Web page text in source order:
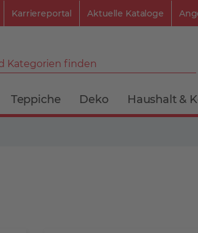
Karriereportal Aktuelle Kataloge
Kategorien finden
Teppiche Deko Haushalt &